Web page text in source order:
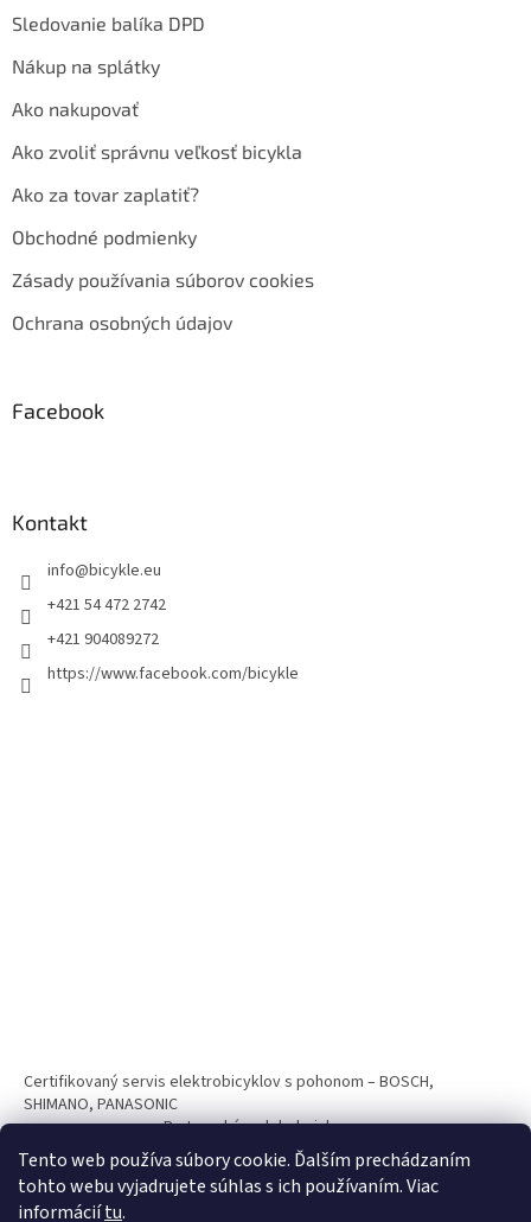
Tento web používa súbory cookie. Ďalším prechádzaním
tohto webu vyjadrujete súhlas s ich používaním. Viac
informáciítu.
Sledovanie balíka DPD
Nákup na splátky
Ako nakupovať
Ako zvoliť správnu veľkosť bicykla
Ako za tovar zaplatiť?
Obchodné podmienky
Zásady používania súborov cookies
Ochrana osobných údajov
Facebook
Kontakt
info@bicykle.eu
+421 54 472 2742
+421 904089272
https://www.facebook.com/bicykle
Certifikovaný servis elektrobicyklov s pohonom – BOSCH,
SHIMANO, PANASONIC
Partnerský web hokejshop.eu